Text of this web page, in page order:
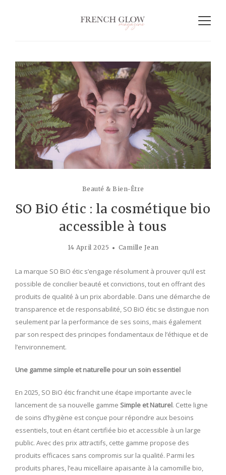
Beauté & Bien-Être
SO BiO étic : la cosmétique bio
accessible à tous
14 April 2025 Camille Jean
La marque SO BiO étic s’engage résolument à prouver qu’il est
possible de concilier beauté et convictions, tout en offrant des
produits de qualité à un prix abordable. Dans une démarche de
transparence et de responsabilité, SO BiO étic se distingue non
seulement par la performance de ses soins, mais également
par son respect des principes fondamentaux de l’éthique et de
l’environnement.
Une gamme simple et naturelle pour un soin essentiel
En 2025, SO BiO étic franchit une étape importante avec le
lancement de sa nouvelle gamme Simple et Naturel. Cette ligne
de soins d’hygiène est conçue pour répondre aux besoins
essentiels, tout en étant certifiée bio et accessible à un large
public. Avec des prix attractifs, cette gamme propose des
produits efficaces sans compromis sur la qualité. Parmi les
produits phares, l’eau micellaire apaisante à la camomille bio,